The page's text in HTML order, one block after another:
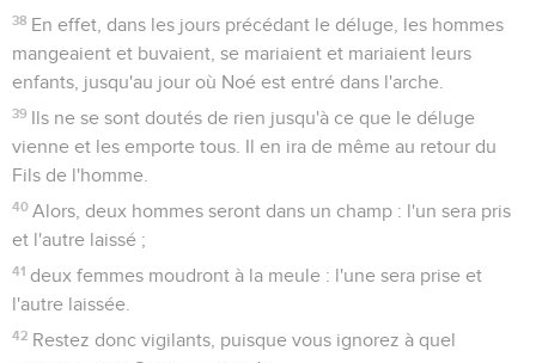
38 En effet, dans les jours précédant le déluge, les hommes
mangeaient et buvaient, se mariaient et mariaient leurs
enfants, jusqu'au jour où Noé est entré dans l'arche.
39 Ils ne se sont doutés de rien jusqu'à ce que le déluge
vienne et les emporte tous. Il en ira de même au retour du
Fils de l'homme.
40 Alors, deux hommes seront dans un champ : l'un sera pris
et l'autre laissé ;
41 deux femmes moudront à la meule : l'une sera prise et
l'autre laissée.
42 Restez donc vigilants, puisque vous ignorez à quel